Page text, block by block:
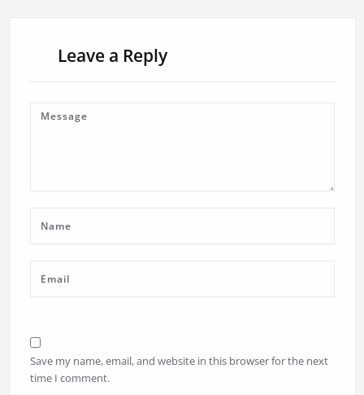
Leave a Reply
Save my name, email, and website in this browser for the next
time I comment.